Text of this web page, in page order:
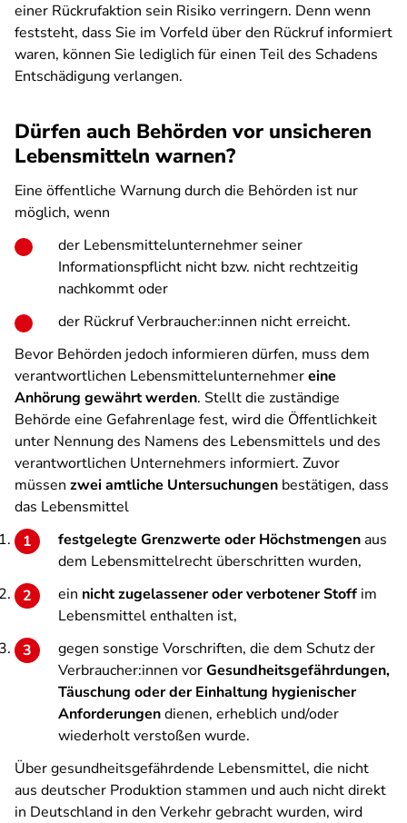
einer Rückrufaktion sein Risiko verringern. Denn wenn
feststeht, dass Sie im Vorfeld über den Rückruf informiert
waren, können Sie lediglich für einen Teil des Schadens
Entschädigung verlangen.
Dürfen auch Behörden vor unsicheren
Lebensmitteln warnen?
Eine öffentliche Warnung durch die Behörden ist nur
möglich, wenn
der Lebensmittelunternehmer seiner
Informationspflicht nicht bzw. nicht rechtzeitig
nachkommt oder
der Rückruf Verbraucher:innen nicht erreicht.
Bevor Behörden jedoch informieren dürfen, muss dem
verantwortlichen Lebensmittelunternehmereine
Anhörung gewährt werden. Stellt die zuständige
Behörde eine Gefahrenlage fest, wird die Öffentlichkeit
unter Nennung des Namens des Lebensmittels und des
verantwortlichen Unternehmers informiert. Zuvor
müssen zwei amtliche Untersuchungen bestätigen, dass
das Lebensmittel
festgelegte Grenzwerte oder Höchstmengenaus
dem Lebensmittelrecht überschritten wurden,
ein nicht zugelassener oder verbotener Stoff im
Lebensmittel enthalten ist,
gegen sonstige Vorschriften, die dem Schutz der
Verbraucher:innen vorGesundheitsgefährdungen,
Täuschung oder der Einhaltung hygienischer
Anforderungendienen, erheblich und/oder
wiederholt verstoßen wurde.
Über gesundheitsgefährdende Lebensmittel, die nicht
aus deutscher Produktion stammen und auch nicht direkt
in Deutschland in den Verkehr gebracht wurden, wird